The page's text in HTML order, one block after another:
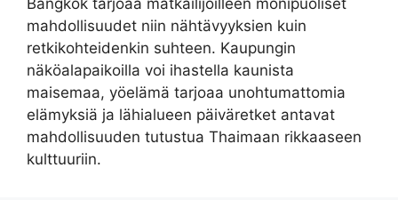
mahdollisuudet niin nähtävyyksien kuin
retkikohteidenkin suhteen. Kaupungin
näköalapaikoilla voi ihastella kaunista
maisemaa, yöelämä tarjoaa unohtumattomia
elämyksiä ja lähialueen päiväretket antavat
mahdollisuuden tutustua Thaimaan rikkaaseen
kulttuuriin.